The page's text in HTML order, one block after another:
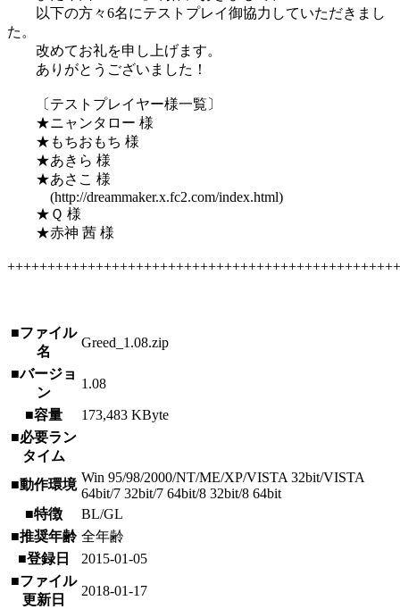
以下の方々6名にテストプレイ御協力していただきまし
た。
改めてお礼を申し上げます。
ありがとうございました！
〔テストプレイヤー様一覧〕
★ニャンタロー 様
★もちおもち 様
★あきら 様
★あさこ 様
(http://dreammaker.x.fc2.com/index.html)
★Ｑ 様
★赤神 茜 様
■ファイル
名
Greed_1.08.zip
■バージョ
ン
1.08
■容量
173,483 KByte
■必要ラン
タイム
■動作環境 Win 95/98/2000/NT/ME/XP/VISTA 32bit/VISTA
64bit/7 32bit/7 64bit/8 32bit/8 64bit
■特徴
BL/GL
■推奨年齢 全年齢
■登録日
2015-01-05
■ファイル
更新日
2018-01-17